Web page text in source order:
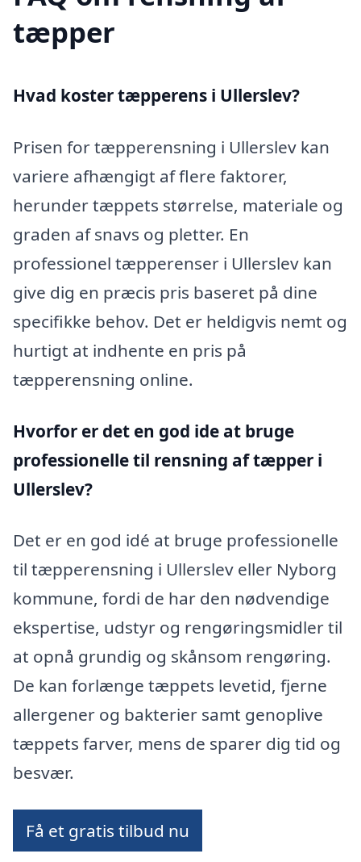
tæpper
Hvad koster tæpperens i Ullerslev?
Prisen for tæpperensning i Ullerslev kan
variere afhængigt af flere faktorer,
herunder tæppets størrelse, materiale og
graden af snavs og pletter. En
professionel tæpperenser i Ullerslev kan
give dig en præcis pris baseret på dine
specifikke behov. Det er heldigvis nemt og
hurtigt at indhente en pris på
tæpperensning online.
Hvorfor er det en god ide at bruge
professionelle til rensning af tæpper i
Ullerslev?
Det er en god idé at bruge professionelle
til tæpperensning i Ullerslev eller Nyborg
kommune, fordi de har den nødvendige
ekspertise, udstyr og rengøringsmidler til
at opnå grundig og skånsom rengøring.
De kan forlænge tæppets levetid, fjerne
allergener og bakterier samt genoplive
tæppets farver, mens de sparer dig tid og
besvær.
Få et gratis tilbud nu